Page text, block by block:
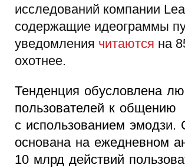
исследований компании
содержащие идеограммы
уведомления читаются на
охотнее.
Тенденция обусловлена
пользователей к общению
с использованием эмодзи.
основана на ежедневном
10 млрд действий